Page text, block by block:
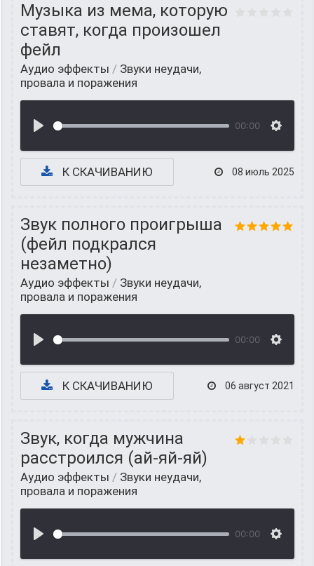
Музыка из мема, которую
ставят, когда произошел
фейл
Аудио эффекты / Звуки неудачи,
провала и поражения
00:00
К СКАЧИВАНИЮ 08 июль 2025
Звук полного проигрыша
(фейл подкрался
незаметно)
Аудио эффекты / Звуки неудачи,
провала и поражения
00:00
К СКАЧИВАНИЮ 06 август 2021
Звук, когда мужчина
расстроился (ай-яй-яй)
Аудио эффекты / Звуки неудачи,
провала и поражения
00:00